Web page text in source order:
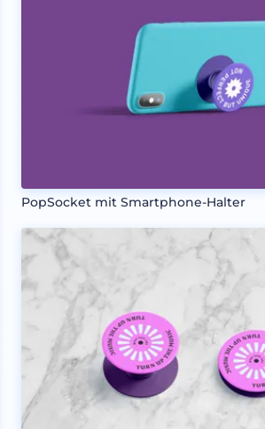
PopSocket mit Smartphone-Halter